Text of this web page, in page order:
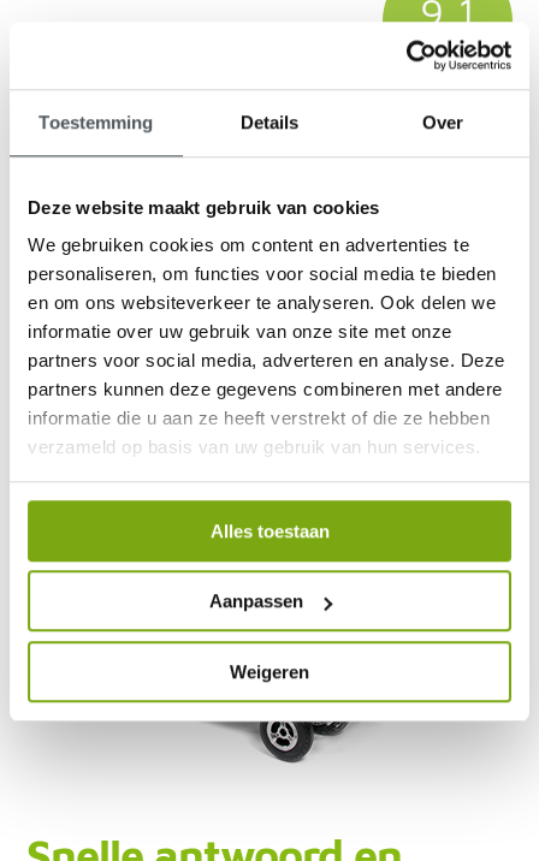
Toestemming Details Over
Deze website maakt gebruik van cookies
We gebruiken cookies om content en advertenties te
personaliseren, om functies voor social media te bieden
en om ons websiteverkeer te analyseren. Ook delen we
informatie over uw gebruik van onze site met onze
partners voor social media, adverteren en analyse. Deze
partners kunnen deze gegevens combineren met andere
informatie die u aan ze heeft verstrekt of die ze hebben
verzameld op basis van uw gebruik van hun services.
Alles toestaan
Aanpassen
Weigeren
9,1
klantenbeoordeling